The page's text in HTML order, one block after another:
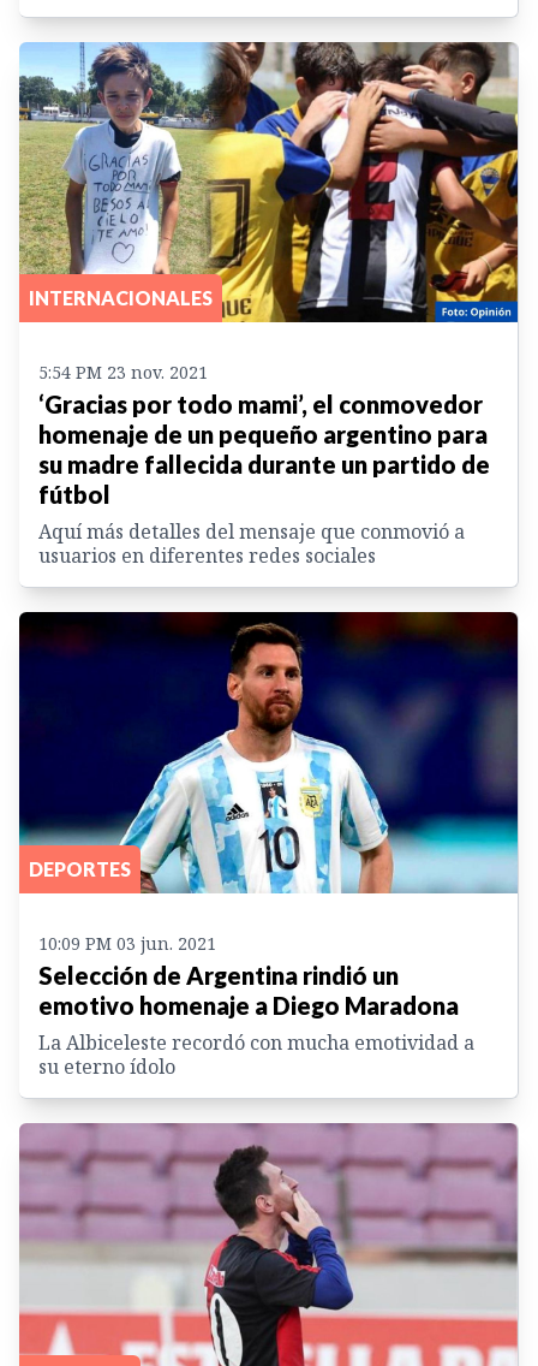
INTERNACIONALES
5:54 PM 23 nov. 2021
‘Gracias por todo mami’, el conmovedor
homenaje de un pequeño argentino para
su madre fallecida durante un partido de
fútbol
Aquí más detalles del mensaje que conmovió a
usuarios en diferentes redes sociales
DEPORTES
10:09 PM 03 jun. 2021
Selección de Argentina rindió un
emotivo homenaje a Diego Maradona
La Albiceleste recordó con mucha emotividad a
su eterno ídolo